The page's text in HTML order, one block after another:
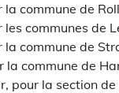
commune de
communes de
commune de
la commune de
pour la section de